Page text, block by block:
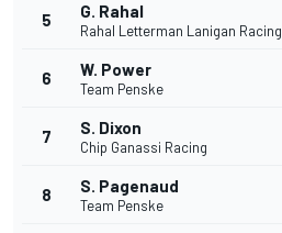
5 G. Rahal
Rahal Letterman Lanigan Racing
6 W. Power
Team Penske
7 S. Dixon
Chip Ganassi Racing
8 S. Pagenaud
Team Penske